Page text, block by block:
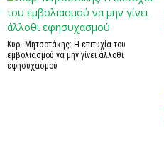
Κυρ. Μητσοτάκης: Η επιτυχία του
εμβολιασμού να μην γίνει άλλοθι
εφησυχασμού